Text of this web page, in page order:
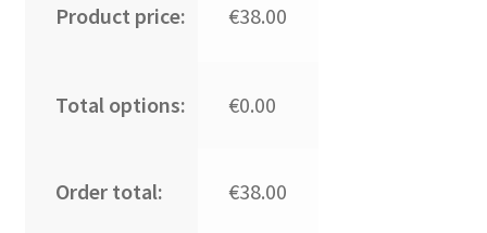
Product price: €38.00
Total options: €0.00
Order total: €38.00